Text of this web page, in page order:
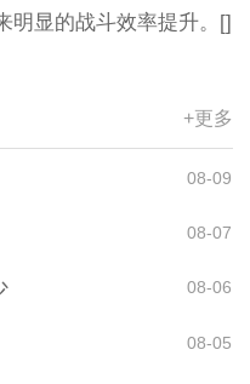
明显的战斗效率提升。[]
+更多
08-09
08-07
08-06
08-05